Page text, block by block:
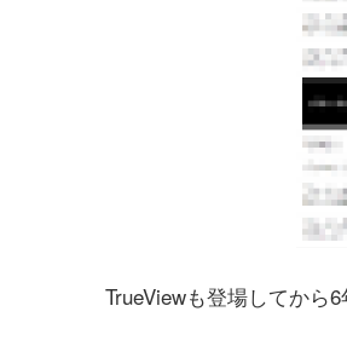
TrueViewも登場してから